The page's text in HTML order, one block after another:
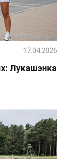
Лукашэнка
17.04.2026